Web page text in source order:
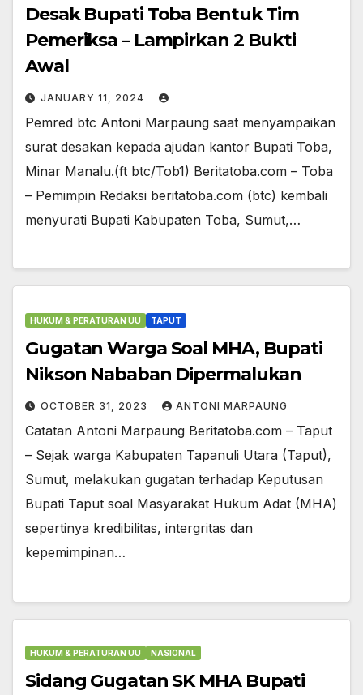
Desak Bupati Toba Bentuk Tim
Pemeriksa – Lampirkan 2 Bukti
Awal
JANUARY 11, 2024
Pemred btc Antoni Marpaung saat menyampaikan
surat desakan kepada ajudan kantor Bupati Toba,
Minar Manalu.(ft btc/Tob1) Beritatoba.com – Toba
– Pemimpin Redaksi beritatoba.com (btc) kembali
menyurati Bupati Kabupaten Toba, Sumut,…
HUKUM & PERATURAN UU TAPUT
Gugatan Warga Soal MHA, Bupati
Nikson Nababan Dipermalukan
OCTOBER 31, 2023 ANTONI MARPAUNG
Catatan Antoni Marpaung Beritatoba.com – Taput
– Sejak warga Kabupaten Tapanuli Utara (Taput),
Sumut, melakukan gugatan terhadap Keputusan
Bupati Taput soal Masyarakat Hukum Adat (MHA)
sepertinya kredibilitas, intergritas dan
kepemimpinan…
HUKUM & PERATURAN UU NASIONAL
Sidang Gugatan SK MHA Bupati